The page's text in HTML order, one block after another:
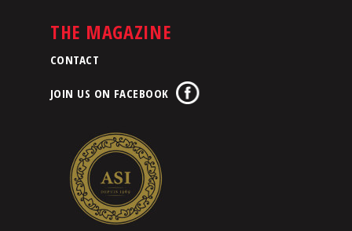
THE MAGAZINE
CONTACT
JOIN US ON FACEBOOK